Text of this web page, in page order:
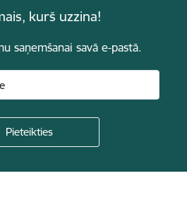
kurš uzzina!
saņemšanai savā e-pastā.